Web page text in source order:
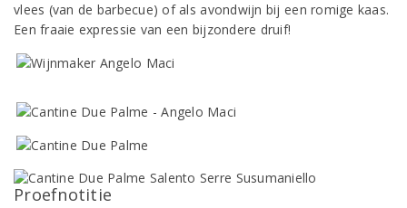
vlees (van de barbecue) of als avondwijn bij een romige kaas.
Een fraaie expressie van een bijzondere druif!
Proefnotitie